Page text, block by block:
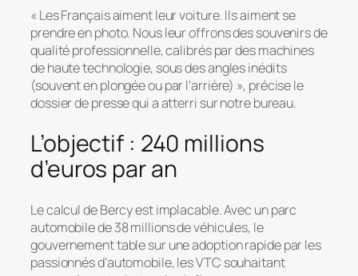
« Les Français aiment leur voiture. Ils aiment se
prendre en photo. Nous leur offrons des souvenirs de
qualité professionnelle, calibrés par des machines
de haute technologie, sous des angles inédits
(souvent en plongée ou par l’arrière) », précise le
dossier de presse qui a atterri sur notre bureau.
L’objectif : 240 millions
d’euros par an
Le calcul de Bercy est implacable. Avec un parc
automobile de 38 millions de véhicules, le
gouvernement table sur une adoption rapide par les
passionnés d’automobile, les VTC souhaitant